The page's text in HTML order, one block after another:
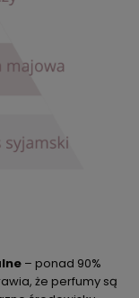
– ponad 90%
że perfumy są